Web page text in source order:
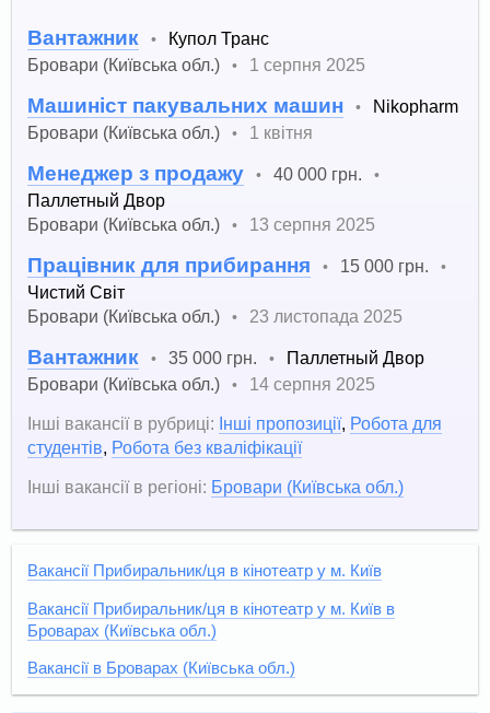
Вантажник •
Купол Транс
Бровари (Київська обл.)
• 1 серпня 2025
Машиніст пакувальних машин •
Nikopharm
Бровари (Київська обл.)
• 1 квітня
Менеджер з продажу • 40 000 грн. •
Паллетный Двор
Бровари (Київська обл.)
• 13 серпня 2025
Працівник для прибирання • 15 000 грн. •
Чистий Світ
Бровари (Київська обл.)
• 23 листопада 2025
Вантажник • 35 000 грн. •
Паллетный Двор
Бровари (Київська обл.)
•
14 серпня 2025
Інші вакансії в рубриці: Інші пропозиції, Робота для
студентів, Робота без кваліфікації
Інші вакансії в регіоні: Бровари (Київська обл.)
Вакансії Прибиральник/ця в кінотеатр у м. Київ
Вакансії Прибиральник/ця в кінотеатр у м. Київ в
Броварах (Київська обл.)
Вакансії в Броварах (Київська обл.)